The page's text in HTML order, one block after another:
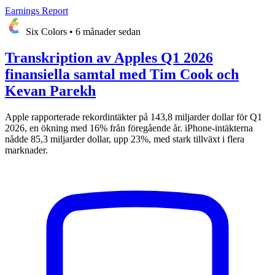
Earnings Report
Six Colors • 6 månader sedan
Transkription av Apples Q1 2026
finansiella samtal med Tim Cook och
Kevan Parekh
Apple rapporterade rekordintäkter på 143,8 miljarder dollar för Q1
2026, en ökning med 16% från föregående år. iPhone-intäkterna
nådde 85,3 miljarder dollar, upp 23%, med stark tillväxt i flera
marknader.